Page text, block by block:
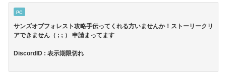
PC
サンズオブフォレスト攻略手伝ってくれる方いませんか！ストーリークリ
アできません（ ; ; ） 申請まってます
DiscordID : 表示期限切れ